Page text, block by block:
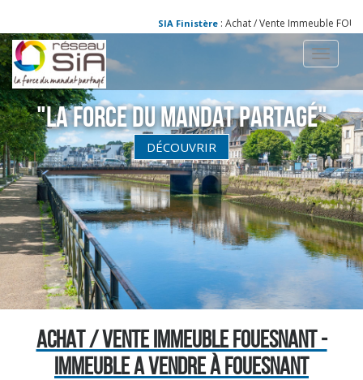
SIA Finistère: Achat / Vente Immeuble
Toggle
"La Force du Mandat partagé"
DÉCOUVRIR
ACHAT / VENTE IMMEUBLE FOUESNANT -
IMMEUBLE A VENDRE À FOUESNANT